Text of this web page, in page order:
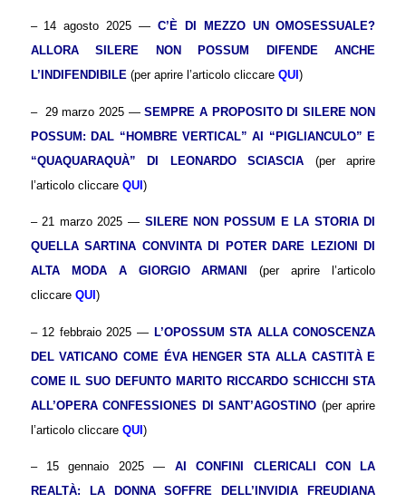
– 14 agosto 2025 — C’È DI MEZZO UN OMOSESSUALE?
ALLORASILERE NON POSSUM
DIFENDE ANCHE
L’INDIFENDIBILE (per aprire l’articolo cliccare QUI )
– 29 marzo 2025 —SEMPRE A PROPOSITO DI SILERE NON
POSSUM: DAL “HOMBRE VERTICAL” AI “PIGLIANCULO” E
“QUAQUARAQUÀ” DI LEONARDO SCIASCIA (per aprire
l’articolo cliccare QUI)
– 21 marzo 2025 — SILERE NON POSSUM
E LA STORIA DI
QUELLA SARTINA CONVINTA DI POTER DARE LEZIONI DI
ALTA MODA A GIORGIO ARMANI
(per aprire l’articolo
cliccare QUI )
– 12 febbraio 2025 — L’OPOSSUM STA ALLA CONOSCENZA
DEL VATICANO COME ÉVA HENGER STA ALLA CASTITÀ E
COME IL SUO DEFUNTO MARITO RICCARDO SCHICCHI STA
ALL’OPERACONFESSIONES DI SANT’AGOSTINO (per aprire
l’articolo cliccare QUI )
– 15 gennaio 2025 — AI CONFINI CLERICALI CON LA
REALTÀ: LA DONNA SOFFRE DELL’INVIDIA FREUDIANA